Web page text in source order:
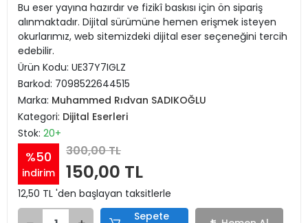
Bu eser yayına hazırdır ve fizikî baskısı için ön sipariş
alınmaktadır. Dijital sürümüne hemen erişmek isteyen
okurlarımız, web sitemizdeki dijital eser seçeneğini tercih
edebilir.
Ürün Kodu: UE37Y7IGLZ
Barkod: 7098522644515
Marka: Muhammed Rıdvan SADIKOĞLU
Kategori: Dijital Eserleri
Stok: 20+
%50
indirim
300,00 TL
150,00 TL
12,50 TL 'den başlayan taksitlerle
Sepete